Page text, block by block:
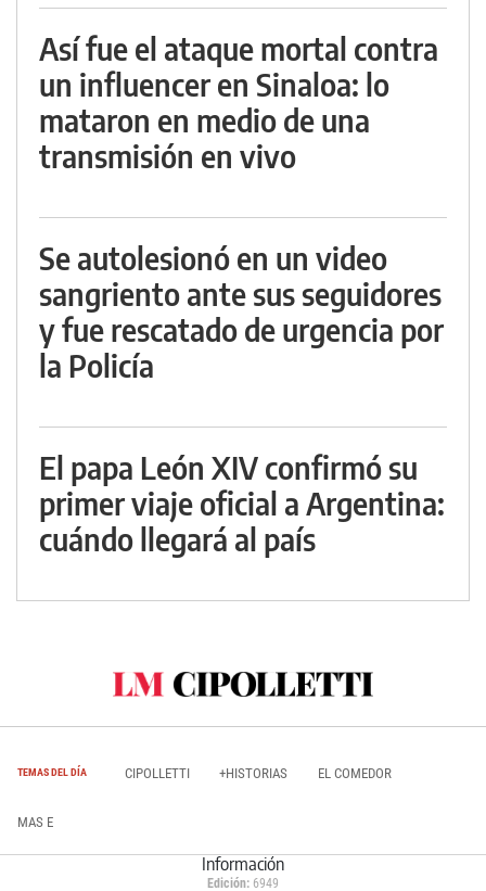
Así fue el ataque mortal contra
un influencer en Sinaloa: lo
mataron en medio de una
transmisión en vivo
Se autolesionó en un video
sangriento ante sus seguidores
y fue rescatado de urgencia por
la Policía
El papa León XIV confirmó su
primer viaje oficial a Argentina:
cuándo llegará al país
TEMAS DEL DÍA CIPOLLETTI +HISTORIAS EL COMEDOR
MAS E
Información
Edición: 6949